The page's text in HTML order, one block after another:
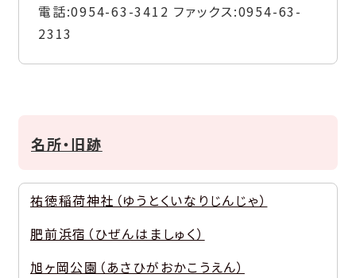
電話:0954-63-3412 ファックス:0954-63-
2313
名所・旧跡
祐徳稲荷神社（ゆうとくいなりじんじゃ）
肥前浜宿（ひぜんはましゅく）
旭ヶ岡公園（あさひがおかこうえん）